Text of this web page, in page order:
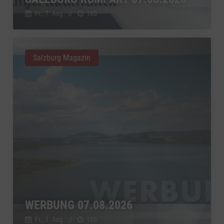
Fr., 7. Aug. // 180
WERBUNG 07.08.2026
Salzburg Magazin
Google Ireland Limited, Irland